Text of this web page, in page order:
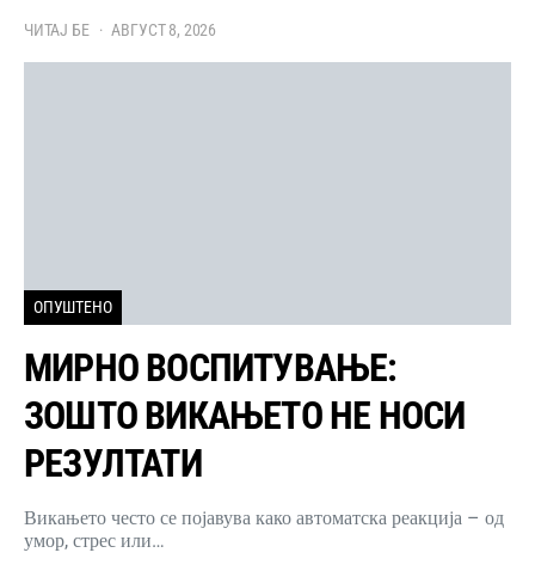
ЧИТАЈ БЕ АВГУСТ 8, 2026
ОПУШТЕНО
МИРНО ВОСПИТУВАЊЕ:
ЗОШТО ВИКАЊЕТО НЕ НОСИ
РЕЗУЛТАТИ
Викањето често се појавува како автоматска реакција – од
умор, стрес или…